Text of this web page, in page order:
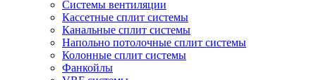
Системы вентиляции
Кассетные сплит системы
Канальные сплит системы
Напольно потолочные сплит системы
Колонные сплит системы
Фанкойлы